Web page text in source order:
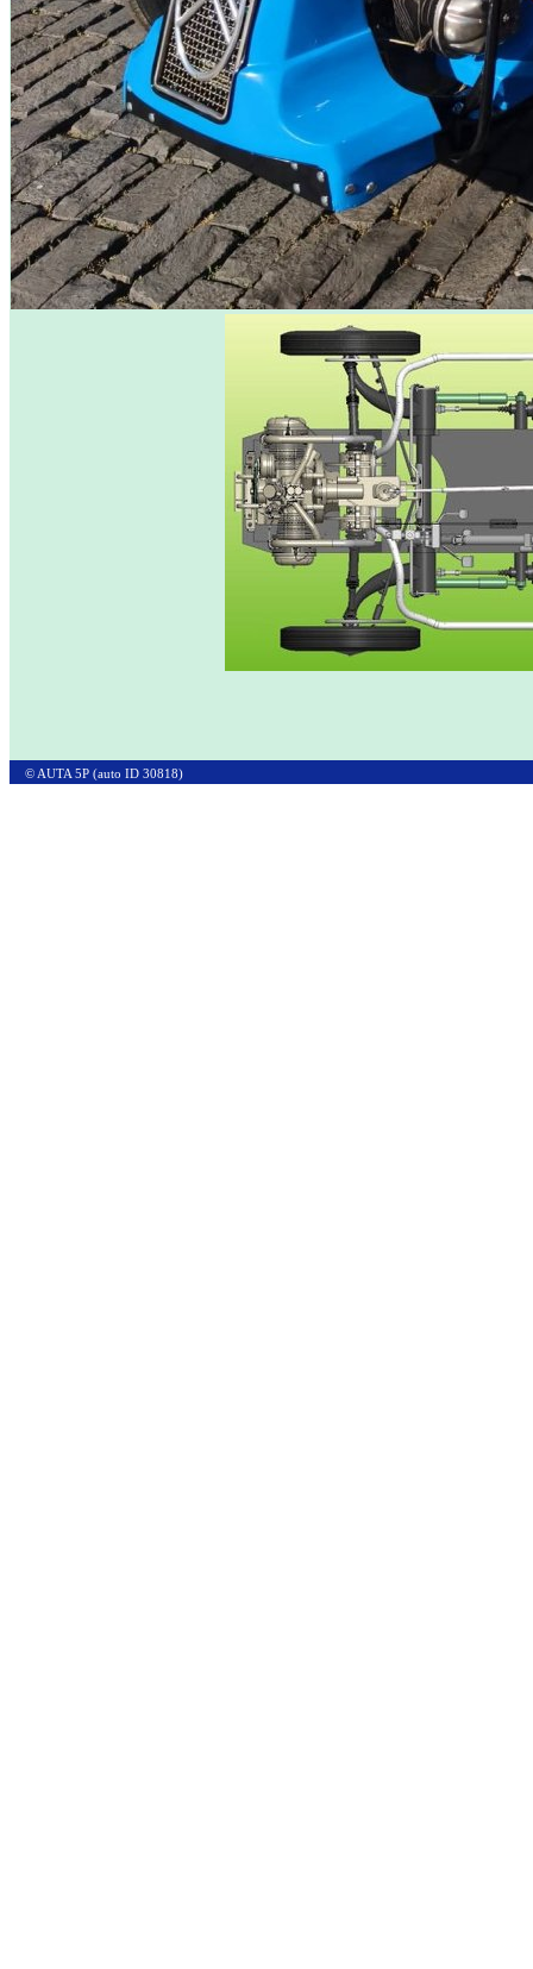
© AUTA 5P (auto ID 30818)